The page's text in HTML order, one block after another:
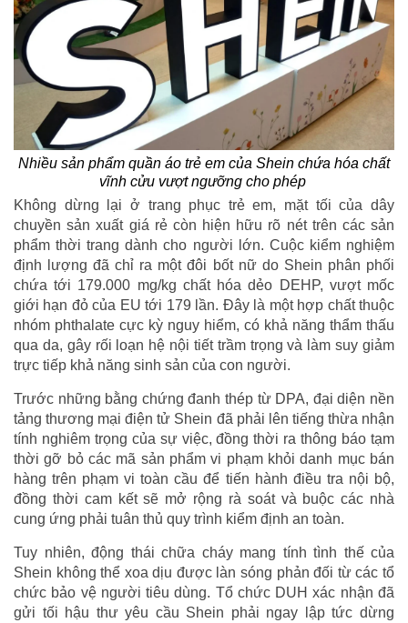
Nhiều sản phẩm quần áo trẻ em của Shein chứa hóa chất
vĩnh cửu vượt ngưỡng cho phép
Không dừng lại ở trang phục trẻ em, mặt tối của dây
chuyền sản xuất giá rẻ còn hiện hữu rõ nét trên các sản
phẩm thời trang dành cho người lớn. Cuộc kiểm nghiệm
định lượng đã chỉ ra một đôi bốt nữ do Shein phân phối
chứa tới 179.000 mg/kg chất hóa dẻo DEHP, vượt mốc
giới hạn đỏ của EU tới 179 lần. Đây là một hợp chất thuộc
nhóm phthalate cực kỳ nguy hiểm, có khả năng thẩm thấu
qua da, gây rối loạn hệ nội tiết trầm trọng và làm suy giảm
trực tiếp khả năng sinh sản của con người.
Trước những bằng chứng đanh thép từ DPA, đại diện nền
tảng thương mại điện tử Shein đã phải lên tiếng thừa nhận
tính nghiêm trọng của sự việc, đồng thời ra thông báo tạm
thời gỡ bỏ các mã sản phẩm vi phạm khỏi danh mục bán
hàng trên phạm vi toàn cầu để tiến hành điều tra nội bộ,
đồng thời cam kết sẽ mở rộng rà soát và buộc các nhà
cung ứng phải tuân thủ quy trình kiểm định an toàn.
Tuy nhiên, động thái chữa cháy mang tính tình thế của
Shein không thể xoa dịu được làn sóng phản đối từ các tổ
chức bảo vệ người tiêu dùng. Tổ chức DUH xác nhận đã
gửi tối hậu thư yêu cầu Shein phải ngay lập tức dừng